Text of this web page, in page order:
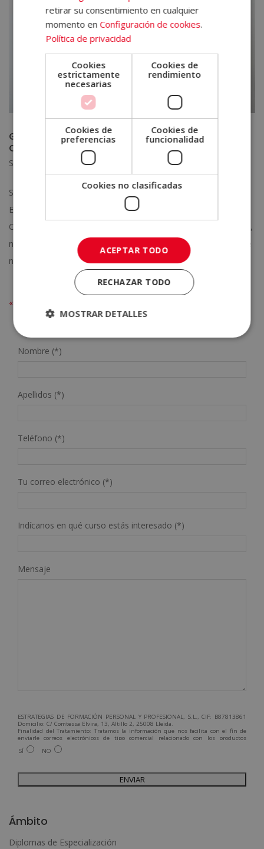
Gracias a las opiniones ELBS, recogemos el Sello
Cum Laude 2019
Sep 13, 2019 Sello Cum Laude
Sello Cum Laude gracias a las opiniones ELBS Las opiniones
ELBS hacen posible que la escuela reciba un año más el Sello
Cum Laude 2019. Emagister, la plataforma digital de formación,
nos ha entregado este premio por las valoraciones positivas de
nuestros alumnos. Con...
« Entradas más antiguas
Nombre (*)
Apellidos (*)
Teléfono (*)
Tu correo electrónico (*)
Indícanos en qué curso estás interesado (*)
Mensaje
ESTRATEGIAS DE FORMACIÓN PERSONAL Y PROFESIONAL, S.L., CIF: B87813861
Domicilio: C/ Comtessa Elvira, 13, Altillo 2, 25008 Lleida.
Finalidad del Tratamiento: Tratamos la información que nos facilita con el fin de
enviarle correos electrónicos de tipo comercial relacionado con los productos
ofrecidos y otros tipo de productos que fueran de su interés.
Legitimación del tratamiento: Consentimiento del interesado.
Para más información consulte nuestra Política de Privacidad.
Desea recibir información comercial (vía telefónica y/o email):
SÍ NO
Ámbito
Diplomas de Especialización
retirar su consentimiento en cualquier
momento enConfiguración de cookies.
Política de privacidad
Cookies
estrictamente
necesarias
Cookies de
rendimiento
Cookies de
preferencias
Cookies de
funcionalidad
Cookies no clasificadas
ACEPTAR TODO
RECHAZAR TODO
MOSTRAR DETALLES